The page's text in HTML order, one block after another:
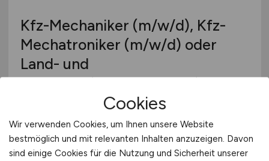
Kfz-Mechaniker (m/w/d), Kfz-
Mechatroniker (m/w/d) oder
Land- und
Baumaschinenmechatroniker
Landesbetrieb Mobilität Rheinland-Pfalz
29.07.2026
Cookies
Wir verwenden Cookies, um Ihnen unsere Website
bestmöglich und mit relevanten Inhalten anzuzeigen. Davon
sind einige Cookies für die Nutzung und Sicherheit unserer